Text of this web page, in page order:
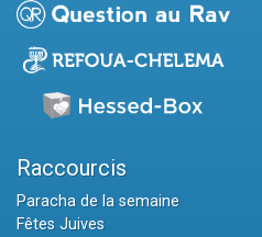
Raccourcis
Paracha de la semaine
Fêtes Juives